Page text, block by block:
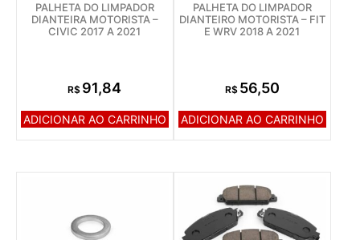
PALHETA DO LIMPADOR
DIANTEIRA MOTORISTA –
CIVIC 2017 A 2021
R$ 91,84
ADICIONAR AO CARRINHO
PALHETA DO LIMPADOR
DIANTEIRO MOTORISTA – FIT
E WRV 2018 A 2021
R$ 56,50
ADICIONAR AO CARRINHO